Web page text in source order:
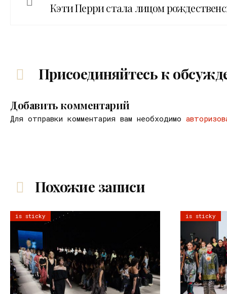
Кэти Перри стала лицом
Присоединяйтесь к
Добавить комментарий
Для отправки комментария вам необходимо
Похожие записи
is sticky is sticky